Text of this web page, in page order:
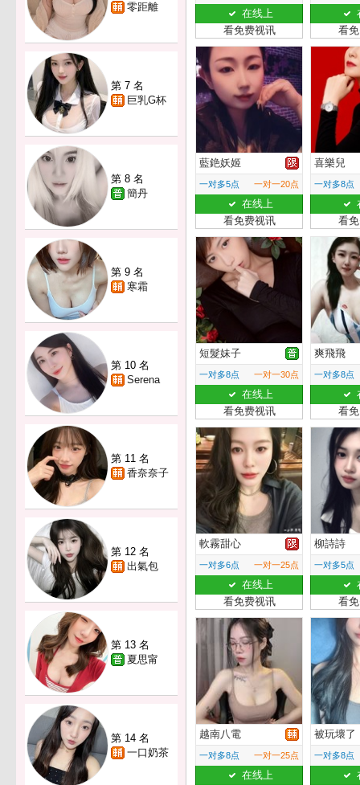
零距離
第 7 名
巨乳G杯
第 8 名
簡丹
第 9 名
寒霜
第 10 名
Serena
第 11 名
香奈奈子
第 12 名
出氣包
第 13 名
夏思甯
第 14 名
一口奶茶
在线上
看免费视讯
看
藍銫妖姬
一对多5点 一对一20点
在线上
看免费视讯
喜樂兒
一对多8点
看
短髮妹子
一对多8点 一对一30点
在线上
看免费视讯
爽飛飛
一对多8点
看
軟霧甜心
一对多6点 一对一25点
在线上
看免费视讯
柳詩詩
一对多5点
看
越南八電
一对多8点 一对一25点
在线上
被玩壞了
一对多8点